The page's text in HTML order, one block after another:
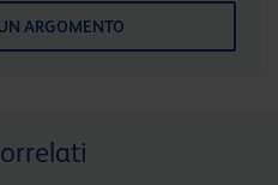
ARGOMENTO